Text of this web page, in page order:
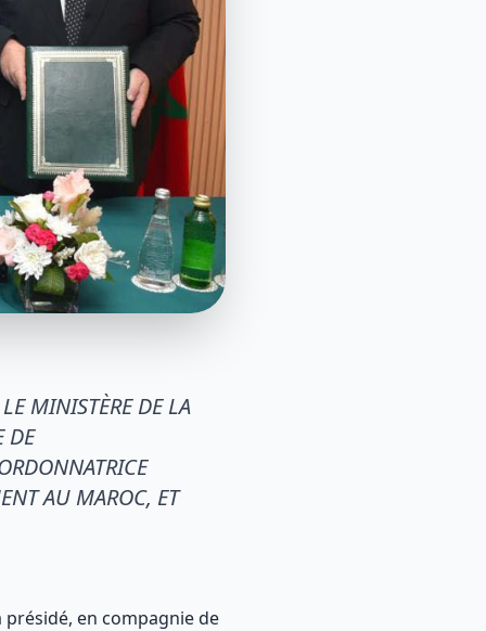
MINISTÈRE DE LA
DE
AU MAROC, ET
présidé, en compagnie de